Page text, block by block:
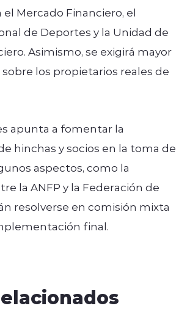
Mercado Financiero, el
de Deportes y la Unidad de
Asimismo, se exigirá mayor
los propietarios reales de
apunta a fomentar la
hinchas y socios en la toma de
aspectos, como la
la ANFP y la Federación de
resolverse en comisión mixta
final.